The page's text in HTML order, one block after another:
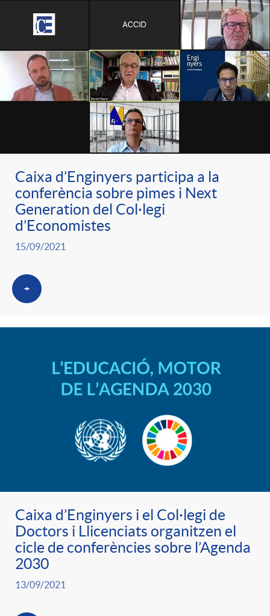
s
Caixa d’Enginyers participa a la
conferència sobre pimes i Next
Generation del Col·legi
d’Economistes
15/09/2021
+
Caixa d’Enginyers i el Col·legi de
Doctors i Llicenciats organitzen el
cicle de conferències sobre l’Agenda
2030
13/09/2021